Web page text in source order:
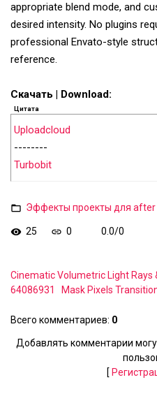
appropriate blend mode, and
desired intensity. No plugins
professional Envato-style
reference.
Скачать | Download:
Цитата
Uploadcloud
--------
Turbobit
Эффекты проекты для
25 0 0.0/0
Cinematic Volumetric Light
64086931
Mask Pixels
Всего комментариев: 0
Добавлять комментарии
[